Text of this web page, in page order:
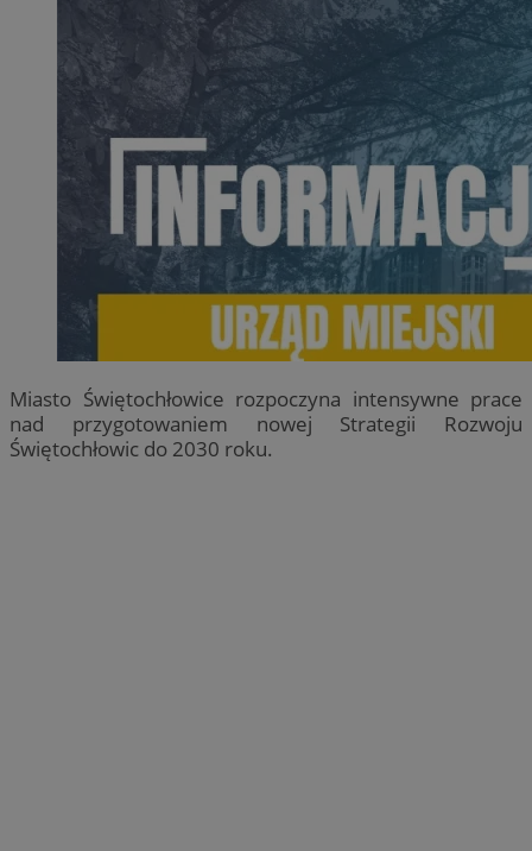
Miasto Świętochłowice rozpoczyna intensywne prace
nad przygotowaniem nowej Strategii Rozwoju
Świętochłowic do 2030 roku.